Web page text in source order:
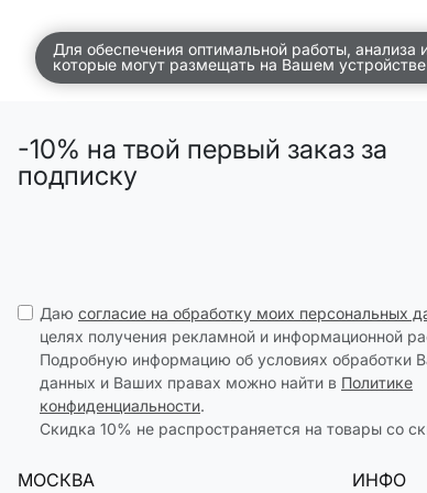
ПО КОМНАТАМ
СКОРО В ПРОДАЖЕ
РАСПРОДАЖА ДО -50%
магазины
доставка
инфо
Для обеспечения оптимальной работы, анализа
которые могут размещать на Вашем
-10% на твой первый заказ за
подписку
Даю согласие на обработку моих персональных
целях получения рекламной и информационной
Подробную информацию об условиях обработки
данных и Ваших правах можно найти в Политике
конфиденциальности.
Скидка 10% не распространяется на товары со
МОСКВА ИНФО